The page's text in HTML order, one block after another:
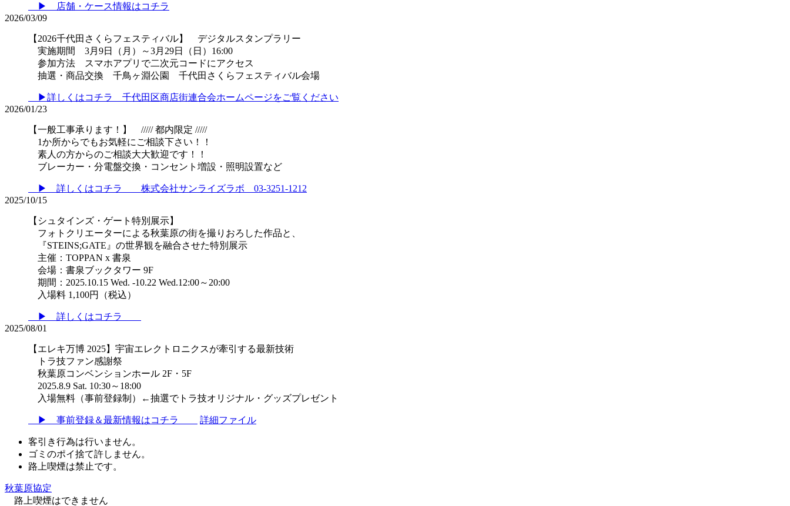
▶ 店舗・ケース情報はコチラ
2026/03/09
【2026千代田さくらフェスティバル】 デジタルスタンプラリー
実施期間 3月9日（月）～3月29日（日）16:00
参加方法 スマホアプリで二次元コードにアクセス
抽選・商品交換 千鳥ヶ淵公園 千代田さくらフェスティバル会場
▶詳しくはコチラ 千代田区商店街連合会ホームページをご覧ください
2026/01/23
【一般工事承ります！】 ///// 都内限定 /////
1か所からでもお気軽にご相談下さい！！
素人の方からのご相談大大歓迎です！！
ブレーカー・分電盤交換・コンセント増設・照明設置など
▶ 詳しくはコチラ 株式会社サンライズラボ 03-3251-1212
2025/10/15
【シュタインズ・ゲート特別展示】
フォトクリエーターによる秋葉原の街を撮りおろした作品と、
『STEINS;GATE』の世界観を融合させた特別展示
主催：TOPPAN x 書泉
会場：書泉ブックタワー 9F
期間：2025.10.15 Wed. -10.22 Wed.12:00～20:00
入場料 1,100円（税込）
▶ 詳しくはコチラ
2025/08/01
【エレキ万博 2025】宇宙エレクトロニクスが牽引する最新技術
トラ技ファン感謝祭
秋葉原コンベンションホール 2F・5F
2025.8.9 Sat. 10:30～18:00
入場無料（事前登録制）←抽選でトラ技オリジナル・グッズプレゼント
▶ 事前登録＆最新情報はコチラ 詳細ファイル
客引き行為は行いません。
ゴミのポイ捨て許しません。
路上喫煙は禁止です。
秋葉原協定
路上喫煙はできません